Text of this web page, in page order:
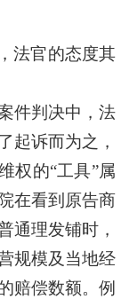
法官的态度其
件判决中，法
起诉而为之，
权的“工具”属
在看到原告商
通理发铺时，
规模及当地经
赔偿数额。例